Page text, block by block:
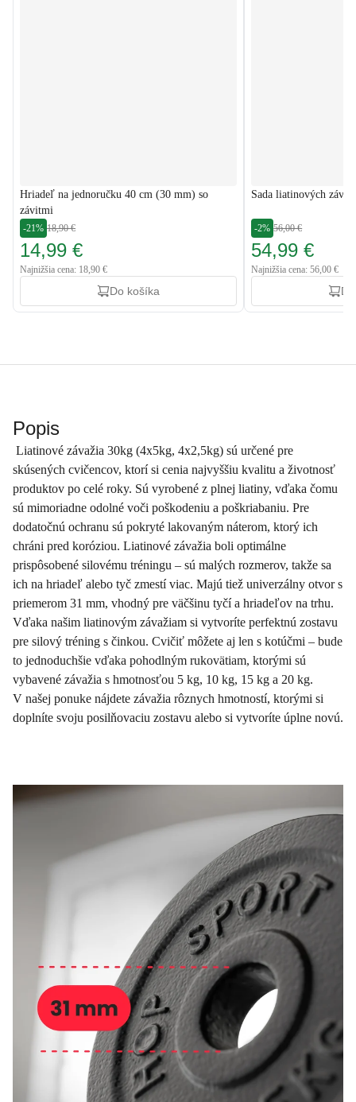
Hriadeľ na jednoručku 40 cm (30 mm) so
závitmi
-21% 18,90 €
14,99 €
Najnižšia cena: 18,90 €
Do košíka
Sada liatinových
-2% 56,00 €
54,99 €
Najnižšia cena: 56,00 €
Popis
Liatinové závažia 30kg (4x5kg, 4x2,5kg) sú určené pre
skúsených cvičencov, ktorí si cenia najvyššiu kvalitu a životnosť
produktov po celé roky. Sú vyrobené z plnej liatiny, vďaka čomu
sú mimoriadne odolné voči poškodeniu a poškriabaniu. Pre
dodatočnú ochranu sú pokryté lakovaným náterom, ktorý ich
chráni pred koróziou. Liatinové závažia boli optimálne
prispôsobené silovému tréningu – sú malých rozmerov, takže sa
ich na hriadeľ alebo tyč zmestí viac. Majú tiež univerzálny otvor s
priemerom 31 mm, vhodný pre väčšinu tyčí a hriadeľov na trhu.
Vďaka našim liatinovým závažiam si vytvoríte perfektnú zostavu
pre silový tréning s činkou. Cvičiť môžete aj len s kotúčmi – bude
to jednoduchšie vďaka pohodlným rukovätiam, ktorými sú
vybavené závažia s hmotnosťou 5 kg, 10 kg, 15 kg a 20 kg.
V našej ponuke nájdete závažia rôznych hmotností, ktorými si
doplníte svoju posilňovaciu zostavu alebo si vytvoríte úplne novú.